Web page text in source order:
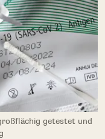
getestet und